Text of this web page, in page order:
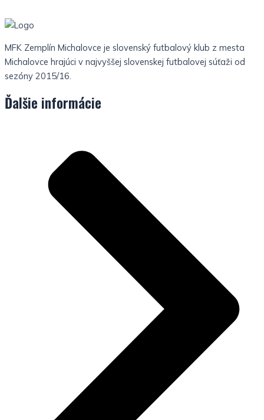
MFK Zemplín Michalovce je slovenský futbalový klub z mesta
Michalovce hrajúci v najvyššej slovenskej futbalovej súťaži od
sezóny 2015/16.
Ďalšie informácie